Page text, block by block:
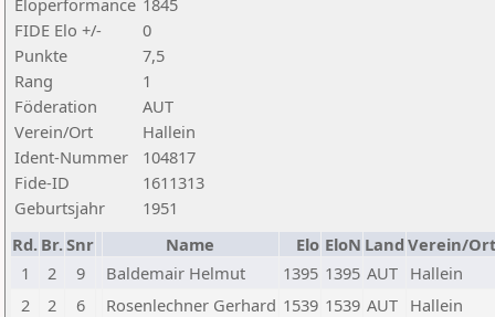
Eloperformance 1845
FIDE Elo +/-
0
Punkte
7,5
Rang
1
Föderation
AUT
Verein/Ort
Hallein
Ident-Nummer
104817
Fide-ID
1611313
Geburtsjahr
1951
Rd. Br.Snr Name Elo EloN Land Verein/Ort
1
2 9 Baldemair Helmut 1395 1395 AUT Hallein
2
2 6 Rosenlechner Gerhard 1539 1539 AUT Hallein